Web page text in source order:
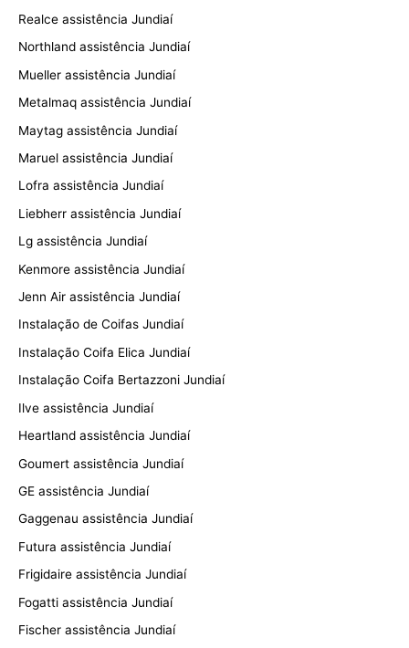
Realce assistência Jundiaí
Northland assistência Jundiaí
Mueller assistência Jundiaí
Metalmaq assistência Jundiaí
Maytag assistência Jundiaí
Maruel assistência Jundiaí
Lofra assistência Jundiaí
Liebherr assistência Jundiaí
Lg assistência Jundiaí
Kenmore assistência Jundiaí
Jenn Air assistência Jundiaí
Instalação de Coifas Jundiaí
Instalação Coifa Elica Jundiaí
Instalação Coifa Bertazzoni Jundiaí
Ilve assistência Jundiaí
Heartland assistência Jundiaí
Goumert assistência Jundiaí
GE assistência Jundiaí
Gaggenau assistência Jundiaí
Futura assistência Jundiaí
Frigidaire assistência Jundiaí
Fogatti assistência Jundiaí
Fischer assistência Jundiaí